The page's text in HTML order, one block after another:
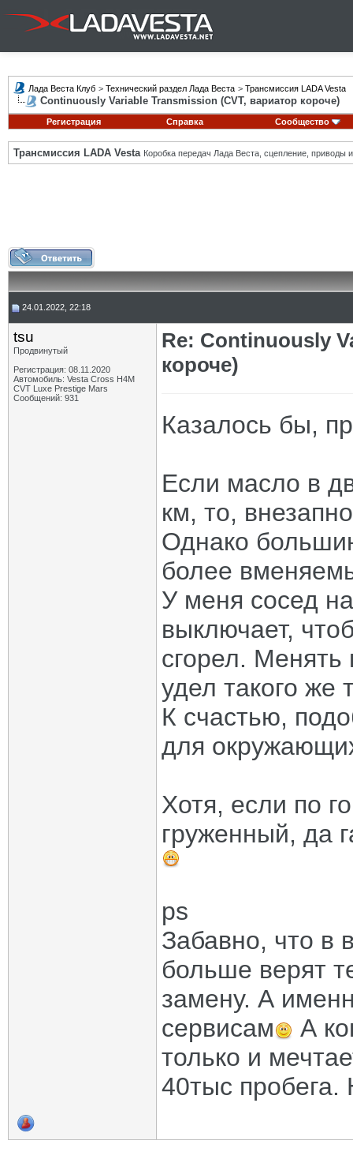
Лада Веста Клуб > Технический раздел Лада Веста > Трансмиссия LADA Vesta
Continuously Variable Transmission (CVT, вариатор короче)
Регистрация Справка Сообщество
Трансмиссия LADA Vesta Коробка передач Лада Веста, сцепление, приводы и
24.01.2022, 22:18
tsu
Продвинутый
Регистрация: 08.11.2020
Автомобиль: Vesta Cross H4M
CVT Luxe Prestige Mars
Сообщений: 931
Re: Continuously
короче)
Казалось бы,
Если масло в
км, то,
Однако
более
У меня сосед
выключает,
сгорел. Менять
удел такого же
К счастью,
для
Хотя, если по
груженный, да
ps
Забавно, что в
больше верят
замену. А
сервисам
А
только и
40тыс